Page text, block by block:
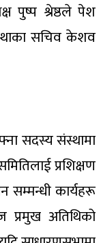
पुष्प श्रेष्ठले पेश
सचिव केशव
सदस्य संस्थामा
प्रशिक्षण
सम्मन्धी कार्यहरू
अतिथिको